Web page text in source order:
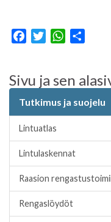
e
o
o
k
t
e
r
W
t
A
p
r
Sivu ja sen
Tutkimus ja suojelu
Lintuatlas
Lintulaskennat
Raasion
Rengaslöydöt